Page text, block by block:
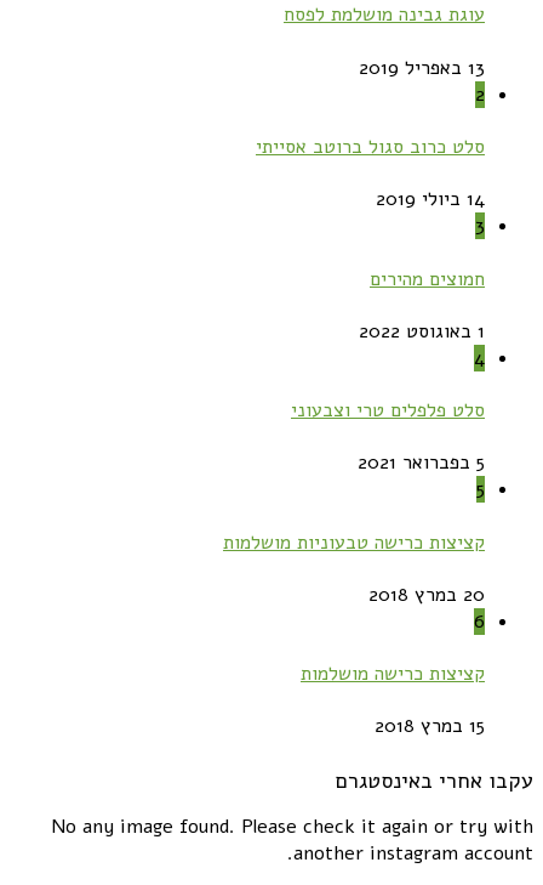
עוגת גבינה מושלמת לפסח
13 באפריל 2019
2
סלט כרוב סגול ברוטב אסייתי
14 ביולי 2019
3
חמוצים מהירים
1 באוגוסט 2022
4
סלט פלפלים טרי וצבעוני
5 בפברואר 2021
5
קציצות כרישה טבעוניות מושלמות
20 במרץ 2018
6
קציצות כרישה מושלמות
15 במרץ 2018
עקבו אחרי באינסטגרם
No any image found. Please check it again or try with
another instagram account.